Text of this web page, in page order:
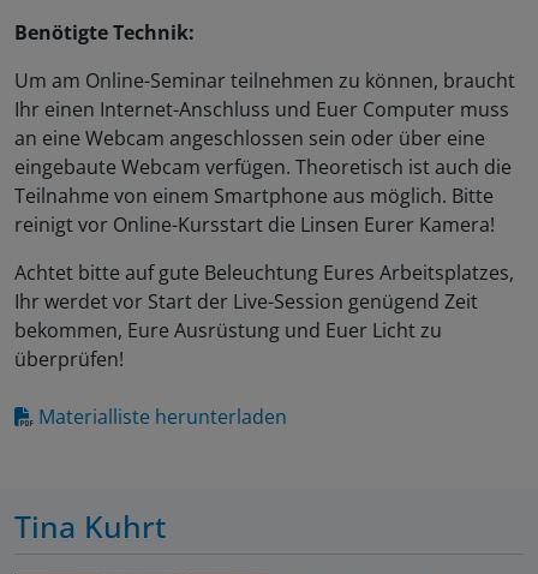
Benötigte Technik:
Um am Online-Seminar teilnehmen zu können, braucht
Ihr einen Internet-Anschluss und Euer Computer muss
an eine Webcam angeschlossen sein oder über eine
eingebaute Webcam verfügen. Theoretisch ist auch die
Teilnahme von einem Smartphone aus möglich. Bitte
reinigt vor Online-Kursstart die Linsen Eurer Kamera!
Achtet bitte auf gute Beleuchtung Eures Arbeitsplatzes,
Ihr werdet vor Start der Live-Session genügend Zeit
bekommen, Eure Ausrüstung und Euer Licht zu
überprüfen!
Materialliste herunterladen
Tina Kuhrt